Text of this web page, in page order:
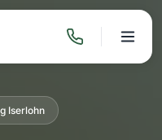
Iserlohn